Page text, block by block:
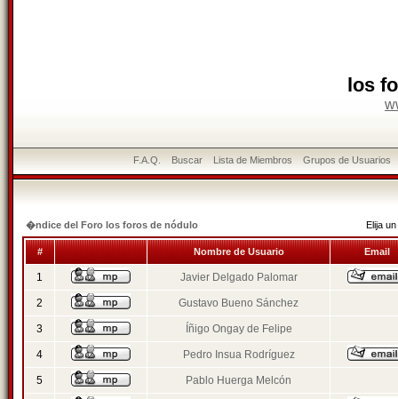
los
F.A.Q. Buscar Lista de Miembros Grupos de Usuarios
�ndice del Foro los foros de nódulo Elija
# Nombre de Usuario Email
1 Javier Delgado Palomar
2 Gustavo Bueno Sánchez
3 Íñigo Ongay de Felipe
4 Pedro Insua Rodríguez
5 Pablo Huerga Melcón